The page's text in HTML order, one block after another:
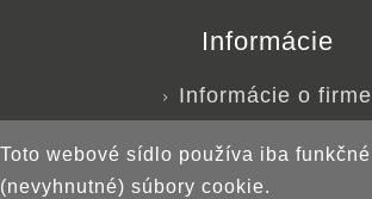
Informácie
Informácie o firme
© 2026 hokejovepuky.sk
Toto webové sídlo používa iba funkčné
(nevyhnutné) súbory cookie.